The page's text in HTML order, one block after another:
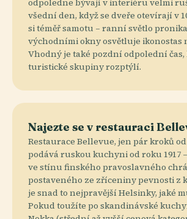
všední den, když se dveře otevírají v
si téměř samotu – ranní světlo
východními okny osvětluje ikonostas
Vhodný je také pozdní odpolední čas,
turistické skupiny rozptýlí.
Najezte se v restauraci
Restaurace Bellevue, jen pár kroků
podává ruskou kuchyni od roku 1917
ve stínu finského pravoslavného
postaveného ze zříceniny pevnosti z
je snad to nejpravější Helsinky, jaké
Pokud toužíte po skandinávské